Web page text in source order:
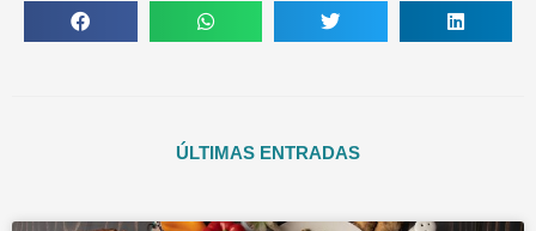
ÚLTIMAS ENTRADAS